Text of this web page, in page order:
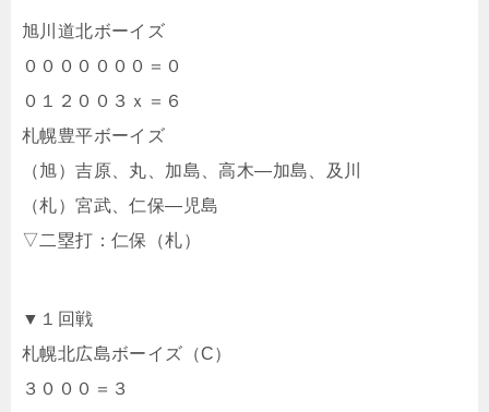
旭川道北ボーイズ
０００００００＝０
０１２００３ｘ＝６
札幌豊平ボーイズ
（旭）吉原、丸、加島、高木―加島、及川
（札）宮武、仁保―児島
▽二塁打：仁保（札）
▼１回戦
札幌北広島ボーイズ（C）
３０００＝３